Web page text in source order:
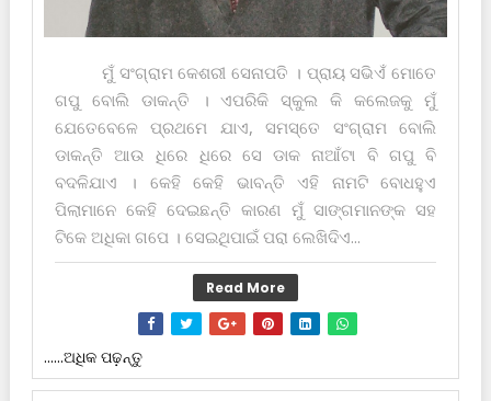
ମୁଁ ସଂଗ୍ରାମ କେଶରୀ ସେନାପତି । ପ୍ରାୟ ସଭିଏଁ ମୋତେ
ଗପୁ ବୋଲି ଡାକନ୍ତି । ଏପରିକି ସ୍କୁଲ କି କଲେଜକୁ ମୁଁ
ଯେତେବେଳେ ପ୍ରଥମେ ଯାଏ, ସମସ୍ତେ ସଂଗ୍ରାମ ବୋଲି
ଡାକନ୍ତି ଆଉ ଧିରେ ଧିରେ ସେ ଡାକ ନାଆଁଟା ବି ଗପୁ ବି
ବଦଳିଯାଏ । କେହି କେହି ଭାବନ୍ତି ଏହି ନାମଟି ବୋଧ‌ହୁଏ
ପିଲାମାନେ କେହି ଦେଇଛନ୍ତି କାରଣ ମୁଁ ସାଙ୍ଗମାନଙ୍କ ସ‌ହ
ଟିକେ ଅଧିକା ଗପେ । ସେଇଥିପାଇଁ ପରା ଲେଖିଦିଏ...
Read More
......ଅଧିକ ପଢ଼ନ୍ତୁ